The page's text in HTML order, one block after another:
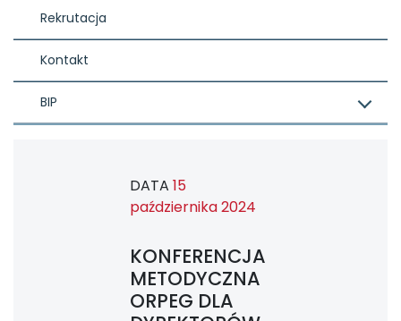
Rekrutacja
Kontakt
BIP
DATA 15
października 2024
KONFERENCJA
METODYCZNA
ORPEG DLA